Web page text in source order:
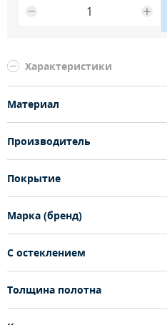
Характеристики
Материал
Производитель
Покрытие
Марка (бренд)
С остеклением
Толщина полотна